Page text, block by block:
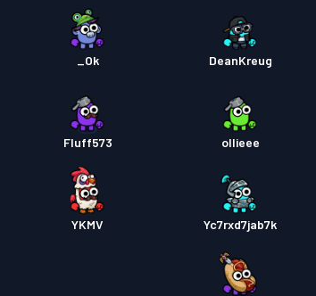
DeanKreug
Ok_
ollieee
Fluff573
Yc7rxd7jab7k
YKMV